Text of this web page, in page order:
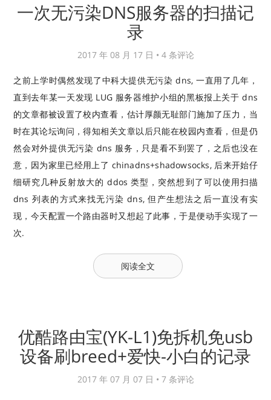
一次无污染DNS服务器的扫描记
录
2017 年 08 月 17 日 • 4 条评论
之前上学时偶然发现了中科大提供无污染 dns, 一直用了几年，
直到去年某一天发现 LUG 服务器维护小组的黑板报上关于 dns
的文章都被设置了校内查看，估计厚颜无耻部门施加了压力，当
时在其论坛询问，得知相关文章以后只能在校园内查看，但是仍
然会对外提供无污染 dns 服务，只是看不到罢了，之后也没在
意，因为家里已经用上了 chinadns+shadowsocks, 后来开始仔
细研究几种反射放大的 ddos 类型，突然想到了可以使用扫描
dns 列表的方式来找无污染 dns, 但产生想法之后一直没有实
现，今天配置一个路由器时又想起了此事，于是便动手实现了一
次.
阅读全文
优酷路由宝(YK-L1)免拆机免usb
设备刷breed+爱快-小白的记录
2017 年 07 月 07 日 • 7 条评论